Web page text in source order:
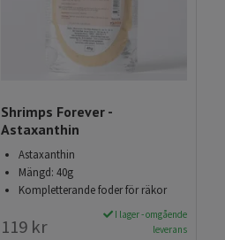
Shrimps Forever -
Astaxanthin
Astaxanthin
Mängd: 40g
Kompletterande foder för räkor
119 kr
I lager - omgående
leverans